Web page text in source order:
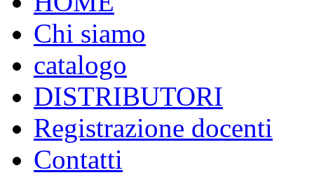
Chi siamo
catalogo
DISTRIBUTORI
Registrazione docenti
Contatti